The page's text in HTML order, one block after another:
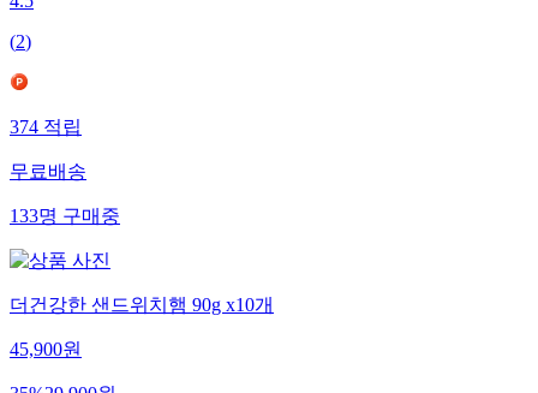
4.5
(2)
374적립
무료배송
133명구매중
더건강한 샌드위치햄 90g x10개
45,900원